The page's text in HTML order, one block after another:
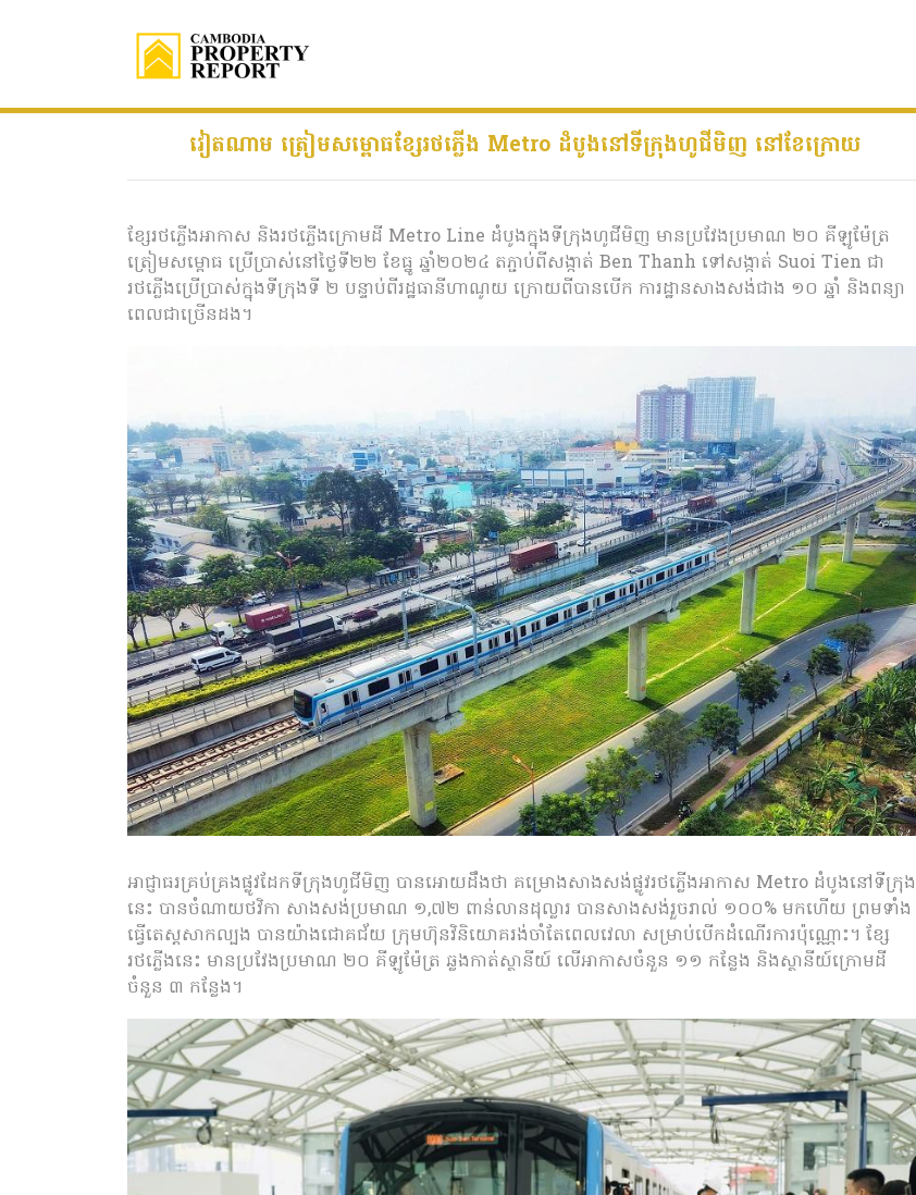
វៀតណាម ត្រៀមសម្ពោធខ្សែរថភ្លើង Metro ដំបូងនៅទីក្រុងហូជីមិញ នៅខែក្រោយ
ខ្សែរថភ្លើងអាកាស និងរថភ្លើងក្រោមដី Metro Line ដំបូងក្នុងទីក្រុងហូជីមិញ មានប្រវែងប្រមាណ ២០ គីឡូម៉ែត្រ
ត្រៀមសម្ពោធ ប្រើប្រាស់នៅថ្ងៃទី២២ ខែធ្នូ ឆ្នាំ២០២៤ តភ្ជាប់ពីសង្កាត់ Ben Thanh ទៅសង្កាត់ Suoi Tien ជា
រថភ្លើងប្រើប្រាស់ក្នុងទីក្រុងទី ២ បន្ទាប់ពីរដ្ឋធានីហាណូយ ក្រោយពីបានបើក ការដ្ឋានសាងសង់ជាង ១០ ឆ្នាំ និងពន្យា
ពេលជាច្រើនដង។
អាជ្ញាធរគ្រប់គ្រងផ្លូវដែកទីក្រុងហូជីមិញ បានអោយដឹងថា គម្រោងសាងសង់ផ្លូវរថភ្លើងអាកាស Metro ដំបូងនៅទីក្រុង
នេះ បានចំណាយថវិកា សាងសង់ប្រមាណ ១,៧២ ពាន់លានដុល្លារ បានសាងសង់រួចរាល់ ១០០% មកហើយ ព្រមទាំង
ធ្វើតេស្ដសាកល្បង បានយ៉ាងជោគជ័យ ក្រុមហ៊ុនវិនិយោគរង់ចាំតែពេលវេលា សម្រាប់បើកដំណើរការប៉ុណ្ណោះ។ ខ្សែ
រថភ្លើងនេះ មានប្រវែងប្រមាណ ២០ គីឡូម៉ែត្រ ឆ្លងកាត់ស្ថានីយ៍ លើអាកាសចំនួន ១១ កន្លែង និងស្ថានីយ៍ក្រោមដី
ចំនួន ៣ កន្លែង។